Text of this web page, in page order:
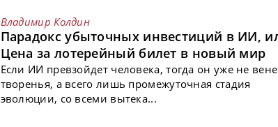
Владимир Колдин
Парадокс убыточных инвестиций в ИИ,
Цена за лотерейный билет в новый мир
Если ИИ превзойдет человека, тогда он уже не
творенья, а всего лишь промежуточная стадия
эволюции, со всеми вытека...